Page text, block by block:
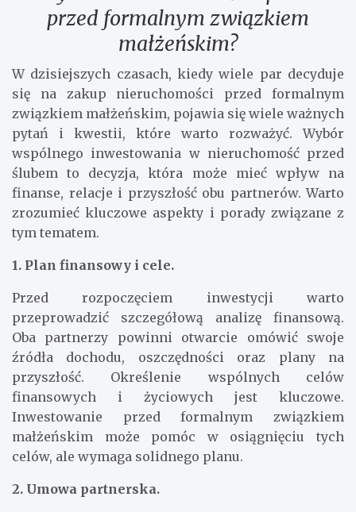
przed formalnym związkiem
małżeńskim?
W dzisiejszych czasach, kiedy wiele par decyduje
się na zakup nieruchomości przed formalnym
związkiem małżeńskim, pojawia się wiele ważnych
pytań i kwestii, które warto rozważyć. Wybór
wspólnego inwestowania w nieruchomość przed
ślubem to decyzja, która może mieć wpływ na
finanse, relacje i przyszłość obu partnerów. Warto
zrozumieć kluczowe aspekty i porady związane z
tym tematem.
1. Plan finansowy i cele.
Przed rozpoczęciem inwestycji warto
przeprowadzić szczegółową analizę finansową.
Oba partnerzy powinni otwarcie omówić swoje
źródła dochodu, oszczędności oraz plany na
przyszłość. Określenie wspólnych celów
finansowych i życiowych jest kluczowe.
Inwestowanie przed formalnym związkiem
małżeńskim może pomóc w osiągnięciu tych
celów, ale wymaga solidnego planu.
2. Umowa partnerska.